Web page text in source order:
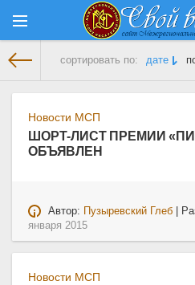
сортировать по: дате
Новости МСП
ШОРТ-ЛИСТ ПРЕМИИ
ОБЪЯВЛЕН
Автор:
Пузыревский Глеб |
января 2015
Новости МСП